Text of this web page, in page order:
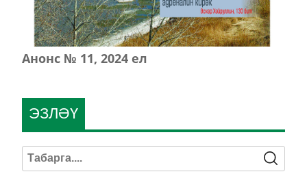
Анонс № 11, 2024 ел
ЭЗЛӘҮ